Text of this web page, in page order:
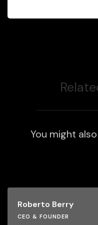
You might
Roberto Berry
CEO & FOUNDER